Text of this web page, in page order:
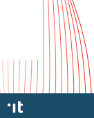
Team Digitale